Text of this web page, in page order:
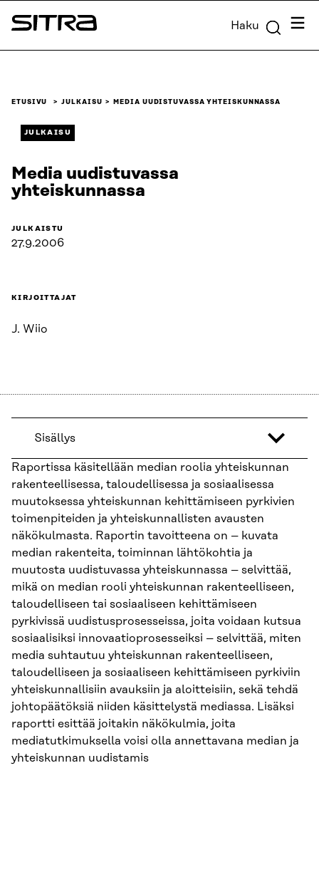
Siirry
suoraan
Sitra Haku
ETUSIVU JULKAISU MEDIA UUDISTUVASSA YHTEISKUNNASSA
JULKAISU
Media uudistuvassa
yhteiskunnassa
JULKAISTU
27.9.2006
KIRJOITTAJAT
J. Wiio
Sisällys
Raportissa käsitellään median roolia yhteiskunnan
rakenteellisessa, taloudellisessa ja sosiaalisessa
muutoksessa yhteiskunnan kehittämiseen pyrkivien
toimenpiteiden ja yhteiskunnallisten avausten
näkökulmasta. Raportin tavoitteena on – kuvata
median rakenteita, toiminnan lähtökohtia ja
muutosta uudistuvassa yhteiskunnassa – selvittää,
mikä on median rooli yhteiskunnan rakenteelliseen,
taloudelliseen tai sosiaaliseen kehittämiseen
pyrkivissä uudistusprosesseissa, joita voidaan kutsua
sosiaalisiksi innovaatioprosesseiksi – selvittää, miten
media suhtautuu yhteiskunnan rakenteelliseen,
taloudelliseen ja sosiaaliseen kehittämiseen pyrkiviin
yhteiskunnallisiin avauksiin ja aloitteisiin, sekä tehdä
johtopäätöksiä niiden käsittelystä mediassa. Lisäksi
raportti esittää joitakin näkökulmia, joita
mediatutkimuksella voisi olla annettavana median ja
yhteiskunnan uudistamis